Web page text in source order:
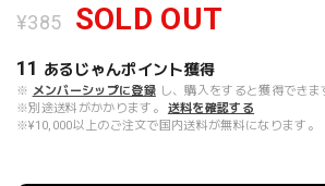
¥385 SOLD OUT
11 あるじゃんポイント獲得
※ メンバーシップに登録 し、購入をすると獲得できま
※別途送料がかかります。
送料を確認する
※¥10,000以上のご注文で国内送料が無料になります。